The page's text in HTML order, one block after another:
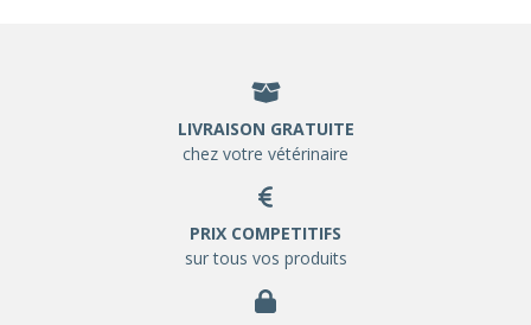
LIVRAISON GRATUITE
chez votre vétérinaire
PRIX COMPETITIFS
sur tous vos produits